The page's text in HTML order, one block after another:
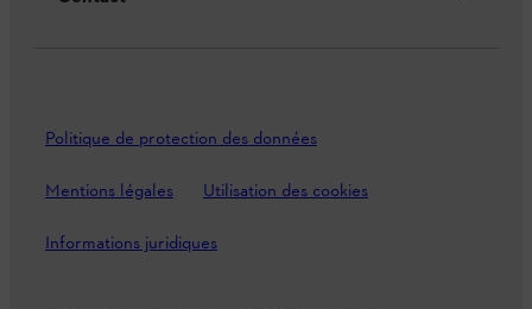
Politique de protection des données
Mentions légales Utilisation des cookies
Informations juridiques